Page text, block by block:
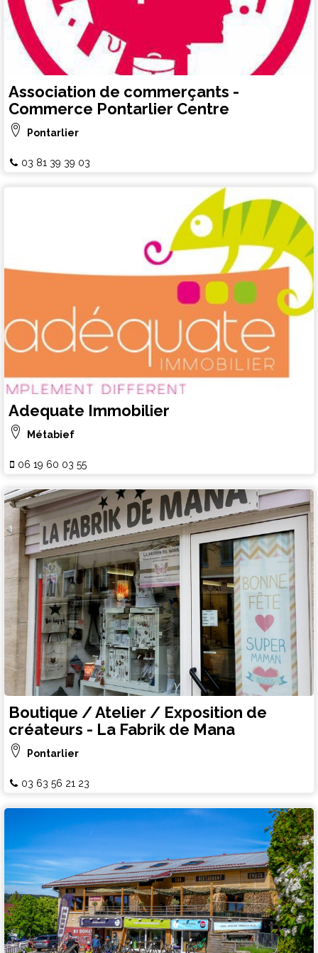
Association de commerçants -
Commerce Pontarlier Centre
Pontarlier
03 81 39 39 03
Adequate Immobilier
Métabief
06 19 60 03 55
Boutique / Atelier / Exposition de
créateurs - La Fabrik de Mana
Pontarlier
03 63 56 21 23